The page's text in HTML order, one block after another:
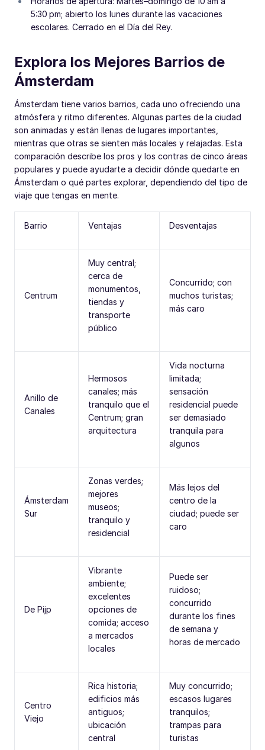
5:30 pm; abierto los lunes durante las vacaciones
escolares. Cerrado en el Día del Rey.
Explora los Mejores Barrios de
Ámsterdam
Ámsterdam tiene varios barrios, cada uno ofreciendo una
atmósfera y ritmo diferentes. Algunas partes de la ciudad
son animadas y están llenas de lugares importantes,
mientras que otras se sienten más locales y relajadas. Esta
comparación describe los pros y los contras de cinco áreas
populares y puede ayudarte a decidir dónde quedarte en
Ámsterdam o qué partes explorar, dependiendo del tipo de
viaje que tengas en mente.
Barrio Ventajas Desventajas
Centrum
Muy central;
cerca de
monumentos,
tiendas y
transporte
público
Concurrido; con
muchos turistas;
más caro
Anillo de
Canales
Hermosos
canales; más
tranquilo que el
Centrum; gran
arquitectura
Vida nocturna
limitada;
sensación
residencial puede
ser demasiado
tranquila para
algunos
Ámsterdam
Sur
Zonas verdes;
mejores
museos;
tranquilo y
residencial
Más lejos del
centro de la
ciudad; puede ser
caro
De Pijp
Vibrante
ambiente;
excelentes
opciones de
comida; acceso
a mercados
locales
Puede ser
ruidoso;
concurrido
durante los fines
de semana y
horas de mercado
Centro
Viejo
Rica historia;
edificios más
antiguos;
ubicación
central
Muy concurrido;
escasos lugares
tranquilos;
trampas para
turistas